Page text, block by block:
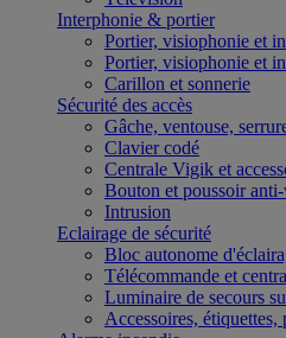
Interphonie & portier
Portier, visiophonie et
Portier, visiophonie et
Carillon et sonnerie
Sécurité des accès
Gâche, ventouse,
Clavier codé
Centrale Vigik et
Bouton et poussoir
Intrusion
Eclairage de sécurité
Bloc autonome
Télécommande et
Luminaire de secours
Accessoires, étiquettes,